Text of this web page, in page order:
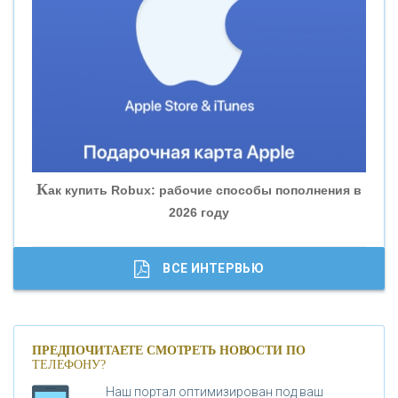
«БАНК ГЛОБЭКС»
«СОВКОМБАНК»
«ГАЗПРОМБАНК»
«МОСКОВСКИЙ КРЕДИТНЫЙ БАНК»
Как купить Robux: рабочие способы пополнения в
2026 году
ВСЕ ИНТЕРВЬЮ
ПРЕДПОЧИТАЕТЕ СМОТРЕТЬ НОВОСТИ ПО
ТЕЛЕФОНУ?
Наш портал оптимизирован под ваш